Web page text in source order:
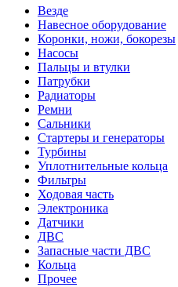
Везде
Навесное оборудование
Коронки, ножи, бокорезы
Насосы
Пальцы и втулки
Патрубки
Радиаторы
Ремни
Сальники
Стартеры и генераторы
Турбины
Уплотнительные кольца
Фильтры
Ходовая часть
Электроника
Датчики
ДВС
Запасные части ДВС
Кольца
Прочее